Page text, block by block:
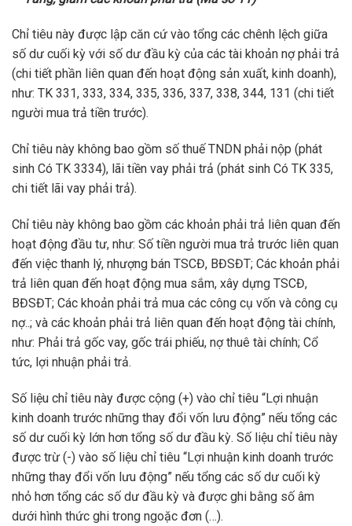
Chỉ tiêu này được lập căn cứ vào tổng các chênh lệch giữa
số dư cuối kỳ với số dư đầu kỳ của các tài khoản nợ phải trả
(chi tiết phần liên quan đến hoạt động sản xuất, kinh doanh),
như: TK 331, 333, 334, 335, 336, 337, 338, 344, 131 (chi tiết
người mua trả tiền trước).
Chỉ tiêu này không bao gồm số thuế TNDN phải nộp (phát
sinh Có TK 3334), lãi tiền vay phải trả (phát sinh Có TK 335,
chi tiết lãi vay phải trả).
Chỉ tiêu này không bao gồm các khoản phải trả liên quan đến
hoạt động đầu tư, như: Số tiền người mua trả trước liên quan
đến việc thanh lý, nhượng bán TSCĐ, BĐSĐT; Các khoản phải
trả liên quan đến hoạt động mua sắm, xây dựng TSCĐ,
BĐSĐT; Các khoản phải trả mua các công cụ vốn và công cụ
nợ..; và các khoản phải trả liên quan đến hoạt động tài chính,
như: Phải trả gốc vay, gốc trái phiếu, nợ thuê tài chính; Cổ
tức, lợi nhuận phải trả.
Số liệu chỉ tiêu này được cộng (+) vào chỉ tiêu “Lợi nhuận
kinh doanh trước những thay đổi vốn lưu động” nếu tổng các
số dư cuối kỳ lớn hơn tổng số dư đầu kỳ. Số liệu chỉ tiêu này
được trừ (-) vào số liệu chỉ tiêu “Lợi nhuận kinh doanh trước
những thay đổi vốn lưu động” nếu tổng các số dư cuối kỳ
nhỏ hơn tổng các số dư đầu kỳ và được ghi bằng số âm
dưới hình thức ghi trong ngoặc đơn (…).